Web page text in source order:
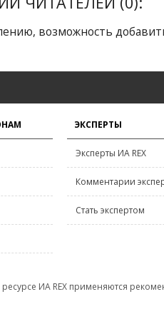
возможность
ЭКСПЕРТЫ
Эксперты ИА REX
Комментарии
Стать экспертом
ИА REX применяются